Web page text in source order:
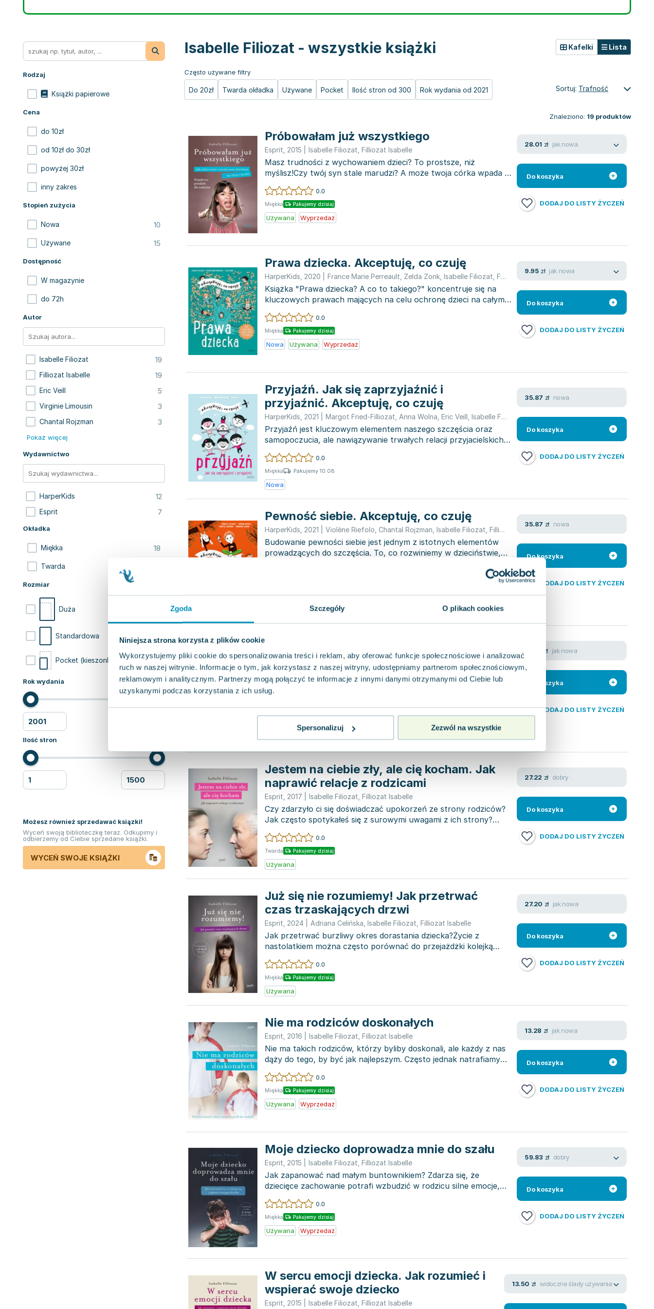
Zgoda Szczegóły O plikach cookies
Niniejsza strona korzysta z plików cookie
Wykorzystujemy pliki cookie do spersonalizowania treści i reklam, aby oferować funkcje społecznościowe i analizować
ruch w naszej witrynie. Informacje o tym, jak korzystasz z naszej witryny, udostępniamy partnerom społecznościowym,
reklamowym i analitycznym. Partnerzy mogą połączyć te informacje z innymi danymi otrzymanymi od Ciebie lub
uzyskanymi podczas korzystania z ich usług.
Spersonalizuj Zezwól na wszystkie
Rodzaj
Książki papierowe
Cena
do 10zł
od 10zł do 30zł
powyżej 30zł
inny zakres
Stopień zużycia
Nowa 10
Używane 15
Dostępność
W magazynie
do 72h
Autor
Isabelle Filiozat 19
Filliozat Isabelle 19
Eric Veill 5
Virginie Limousin 3
Chantal Rojzman 3
Pokaż więcej
Wydawnictwo
HarperKids 12
Esprit 7
Okładka
Miękka 18
Twarda
Rozmiar
Duża
Standardowa 8
Pocket (kieszonkowa) 1
Rok wydania
Ilość stron
Możesz również sprzedawać ksiązki!
Wyceń swoją biblioteczkę teraz. Odkupimy i
odbierzemy od Ciebie sprzedane książki.
WYCEŃ SWOJE KSIĄŻKI
Isabelle Filiozat - wszystkie książki
Często używane filtry
Do 20zł Twarda okładka Używane Pocket Ilość stron od 300 Rok wydania od 2021
Kafelki Lista
Sortuj: Trafność
Znaleziono: 19 produktów
Próbowałam już wszystkiego
Esprit 2015 Isabelle Filiozat Filliozat Isabelle
Masz trudności z wychowaniem dzieci? To prostsze, niż
myślisz!Czy twój syn stale marudzi? A może twoja córka wpada w
złość z byle...
0.0
Miękka Pakujemy dzisiaj
Używana Wyprzedaż
28.01 zł jak nowa
Do koszyka
DODAJ DO LISTY ŻYCZEŃ
Prawa dziecka. Akceptuję, co czuję
HarperKids 2020 France Marie Perreault Zelda Zonk Isabelle Filiozat Filliozat Isabelle
Książka "Prawa dziecka? A co to takiego?" koncentruje się na
kluczowych prawach mających na celu ochronę dzieci na całym
świecie....
0.0
Miękka Pakujemy dzisiaj
Nowa Używana Wyprzedaż
9.95 zł jak nowa
Do koszyka
DODAJ DO LISTY ŻYCZEŃ
Przyjaźń. Jak się zaprzyjaźnić i
przyjaźnić. Akceptuję, co czuję
HarperKids 2021 Margot Fried-Filliozat Anna Wolna Eric Veill Isabelle Filiozat ,Filliozat Isabelle
Przyjaźń jest kluczowym elementem naszego szczęścia oraz
samopoczucia, ale nawiązywanie trwałych relacji przyjacielskich
nie zawsz...
0.0
Miękka Pakujemy 10.08
Nowa
35.87 zł nowa
Do koszyka
DODAJ DO LISTY ŻYCZEŃ
Pewność siebie. Akceptuję, co czuję
HarperKids 2021 Violène Riefolo Chantal Rojzman Isabelle Filiozat Filliozat Isabelle
Budowanie pewności siebie jest jednym z istotnych elementów
prowadzących do szczęścia. To, co rozwiniemy w dzieciństwie,
Nowa
35.87 zł nowa
Do koszyka
DODAJ DO LISTY ŻYCZEŃ
HarperKids,2020| Annie Barrows,Sophie Blackall,Eric Veill,Isabelle Filiozat ,Filliozat Isabelle
Lilka i Pestka to przyjaciółki, które nigdy nie miały w planach się
zaprzyjaźnić. Ich dzień zaczyna się fatalnie już od rana. Pest...
zł jak nowa
Do koszyka
DODAJ DO LISTY ŻYCZEŃ
Jestem na ciebie zły, ale cię kocham. Jak
naprawić relacje z rodzicami
Esprit 2017 Isabelle Filiozat Filliozat Isabelle
Czy zdarzyło ci się doświadczać upokorzeń ze strony rodziców?
Jak często spotykałeś się z surowymi uwagami z ich strony?
Może pami...
0.0
Twarda Pakujemy dzisiaj
Używana
27.22 zł dobry
Do koszyka
DODAJ DO LISTY ŻYCZEŃ
Już się nie rozumiemy! Jak przetrwać
czas trzaskających drzwi
Esprit 2024 Adriana Celińska Isabelle Filiozat Filliozat Isabelle
Jak przetrwać burzliwy okres dorastania dziecka?Życie z
nastolatkiem można często porównać do przejażdżki kolejką
górską. Towarzys...
0.0
Miękka Pakujemy dzisiaj
Używana
27.20 zł jak nowa
Do koszyka
DODAJ DO LISTY ŻYCZEŃ
Nie ma rodziców doskonałych
Esprit 2016 Isabelle Filiozat Filliozat Isabelle
Nie ma takich rodziców, którzy byliby doskonali, ale każdy z nas
dąży do tego, by być jak najlepszym. Często jednak natrafiamy
na...
0.0
Miękka Pakujemy dzisiaj
Używana Wyprzedaż
13.28 zł jak nowa
Do koszyka
DODAJ DO LISTY ŻYCZEŃ
Moje dziecko doprowadza mnie do szału
Esprit 2015 Isabelle Filiozat Filliozat Isabelle
Jak zapanować nad małym buntownikiem? Zdarza się, że
dziecięce zachowanie potrafi wzbudzić w rodzicu silne emocje,
prowadząc do ch...
0.0
Miękka Pakujemy dzisiaj
Używana Wyprzedaż
59.83 zł dobry
Do koszyka
DODAJ DO LISTY ŻYCZEŃ
W sercu emocji dziecka. Jak rozumieć i
wspierać swoje dziecko
Esprit 2015 Isabelle Filiozat Filliozat Isabelle
13.50 zł widoczne ślady używania